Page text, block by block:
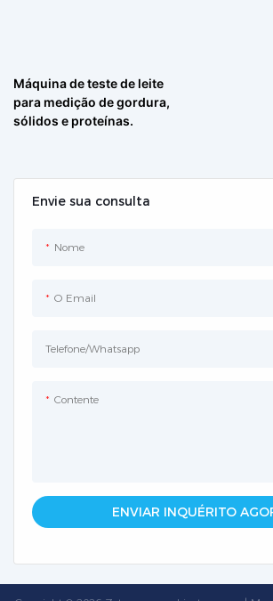
Envie sua consulta
Nome
O Email
Telefone/whatsapp
Contente
ENVIAR INQUÉRITO
Máquina de teste de leite
para medição de gordura,
sólidos e proteínas.